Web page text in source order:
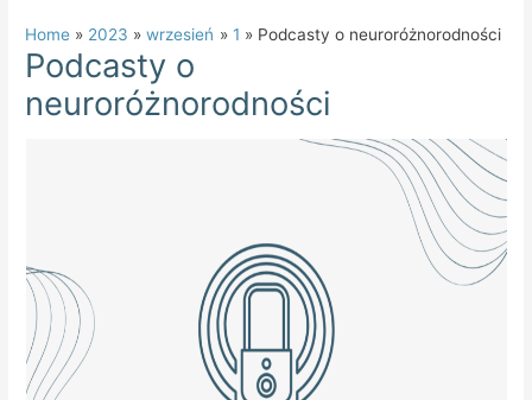
Home 2023 wrzesień 1 Podcasty o neuroróżnorodności
Podcasty o
neuroróżnorodności